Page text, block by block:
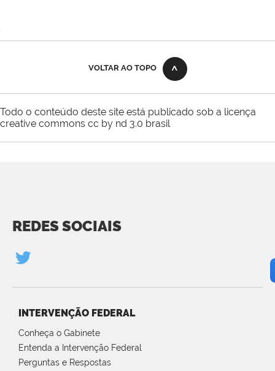
VOLTAR AO TOPO
Todo o conteúdo deste site está publicado sob a licença
creative commons cc by nd 3.0 brasil
REDES SOCIAIS
INTERVENÇÃO FEDERAL
Conheça o Gabinete
Entenda a Intervenção Federal
Perguntas e Respostas